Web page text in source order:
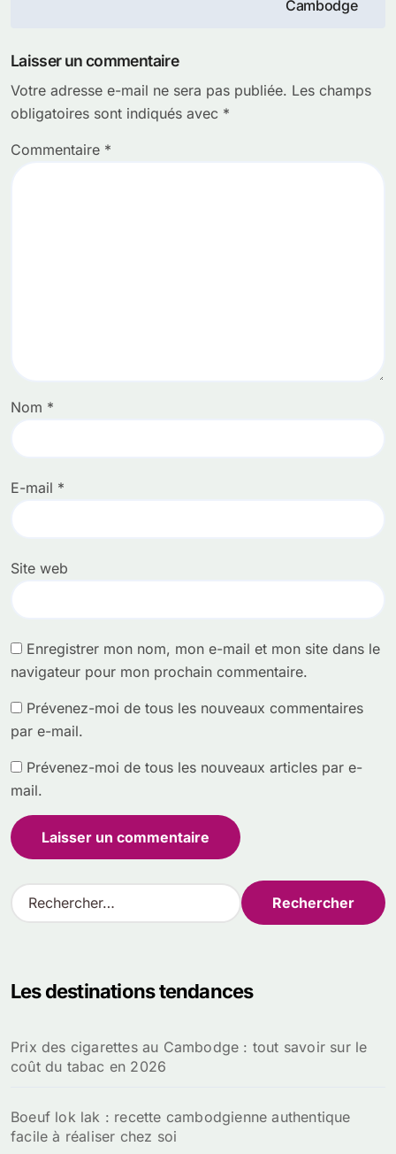
l’article
Cambodge
Laisser un commentaire
Votre adresse e-mail ne sera pas publiée. Les champs
obligatoires sont indiqués avec *
Commentaire *
Nom *
E-mail *
Site web
Enregistrer mon nom, mon e-mail et mon site dans le
navigateur pour mon prochain commentaire.
Prévenez-moi de tous les nouveaux commentaires
par e-mail.
Prévenez-moi de tous les nouveaux articles par e-
mail.
R
e
r
e
r
Les destinations tendances
Prix des cigarettes au Cambodge : tout savoir sur le
coût du tabac en 2026
Boeuf lok lak : recette cambodgienne authentique
facile à réaliser chez soi